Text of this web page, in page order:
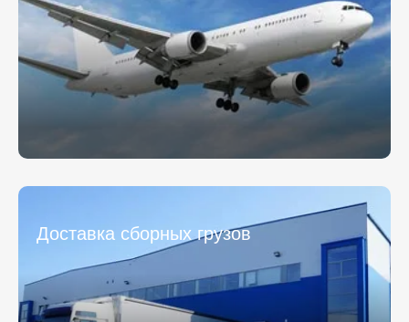
Доставка сборных грузов